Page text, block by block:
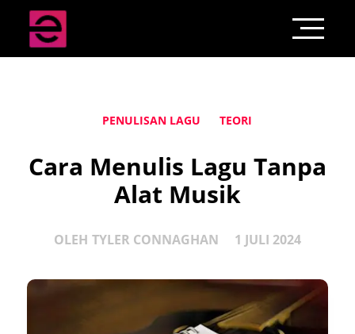
PENULISAN LAGU TEORI
Cara Menulis Lagu Tanpa
Alat Musik
OLEH TYLER CONNAGHAN 1 JULI 2024